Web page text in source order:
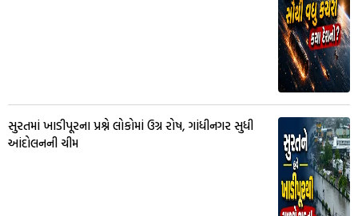
સુરતમાં ખાડીપૂરના પ્રશ્ને લોકોમાં ઉગ્ર રોષ, ગાંધીનગર સુધી
આંદોલનની ચીમ